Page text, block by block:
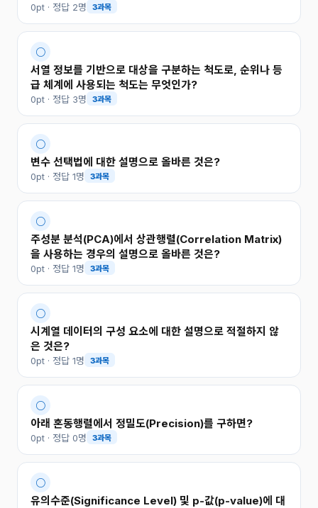
0pt · 정답 2명 3과목
○
서열 정보를 기반으로 대상을 구분하는 척도로, 순위나 등
급 체계에 사용되는 척도는 무엇인가?
0pt · 정답 3명 3과목
○
변수 선택법에 대한 설명으로 올바른 것은?
0pt · 정답 1명 3과목
○
주성분 분석(PCA)에서 상관행렬(Correlation Matrix)
을 사용하는 경우의 설명으로 올바른 것은?
0pt · 정답 1명 3과목
○
시계열 데이터의 구성 요소에 대한 설명으로 적절하지 않
은 것은?
0pt · 정답 1명 3과목
○
아래 혼동행렬에서 정밀도(Precision)를 구하면?
0pt · 정답 0명 3과목
○
유의수준(Significance Level) 및 p-값(p-value)에 대